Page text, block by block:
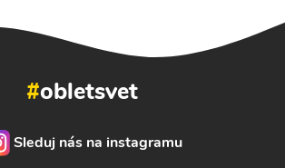
#obletsvet
Sleduj nás na instagramu